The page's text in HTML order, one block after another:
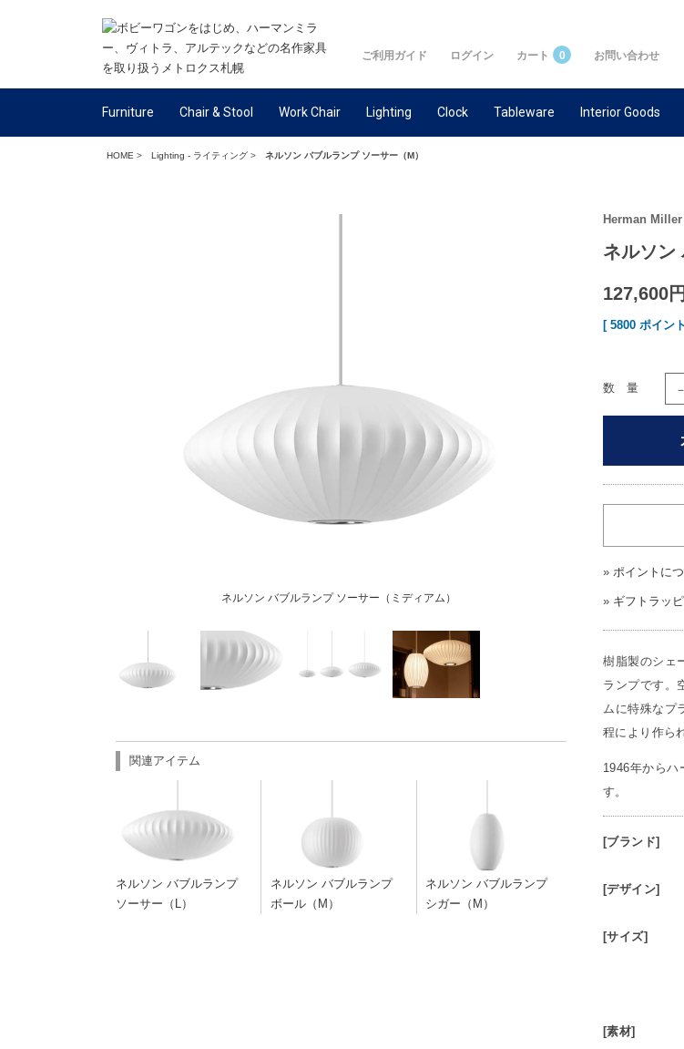
ご利用ガイド ログイン カート 0 お問い合わせ
Furniture Chair & Stool Work Chair Lighting Clock Tableware Interior Goods
HOME > Lighting - ライティング > ネルソン バブルランプ ソーサー（M）
ネルソン バブルランプ ソーサー（ミディアム）
関連アイテム
ネルソン バブルランプ
ソーサー（L）
ネルソン バブルランプ
ボール（M）
ネルソン バブルランプ
シガー（M）
Herman Miller
ネルソン
127,600円
[ 5800 ポイン
数 量 －
» ポイントに
» ギフトラッ
樹脂製のシェ
ランプです。
ムに特殊なプ
程により作ら
1946年からハ
す。
[ブランド]
[デザイン]
[サイズ]
[素材]